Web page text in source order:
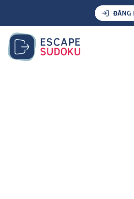
ĐĂNG